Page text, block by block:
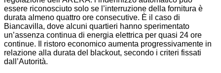
essere riconosciuto solo se l’interruzione della fornitura è
durata almeno quattro ore consecutive. È il caso di
Biancavilla, dove alcuni quartieri hanno sperimentato
un’assenza continua di energia elettrica per quasi 24 ore
continue. Il ristoro economico aumenta progressivamente in
relazione alla durata del blackout, secondo i criteri fissati
dall’Autorità.